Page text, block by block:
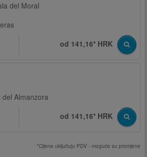
del Moral
od 141,16* HRK
Almanzora
od 141,16* HRK
*Cijene uključuju PDV - moguće su promjene